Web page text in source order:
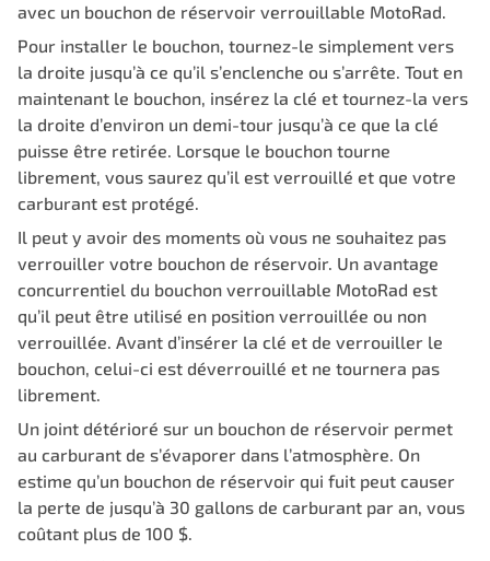
avec un bouchon de réservoir verrouillable MotoRad.
Pour installer le bouchon, tournez-le simplement vers
la droite jusqu’à ce qu’il s’enclenche ou s’arrête. Tout en
maintenant le bouchon, insérez la clé et tournez-la vers
la droite d’environ un demi-tour jusqu’à ce que la clé
puisse être retirée. Lorsque le bouchon tourne
librement, vous saurez qu’il est verrouillé et que votre
carburant est protégé.
Il peut y avoir des moments où vous ne souhaitez pas
verrouiller votre bouchon de réservoir. Un avantage
concurrentiel du bouchon verrouillable MotoRad est
qu’il peut être utilisé en position verrouillée ou non
verrouillée. Avant d’insérer la clé et de verrouiller le
bouchon, celui-ci est déverrouillé et ne tournera pas
librement.
Un joint détérioré sur un bouchon de réservoir permet
au carburant de s’évaporer dans l’atmosphère. On
estime qu’un bouchon de réservoir qui fuit peut causer
la perte de jusqu’à 30 gallons de carburant par an, vous
coûtant plus de 100 $.